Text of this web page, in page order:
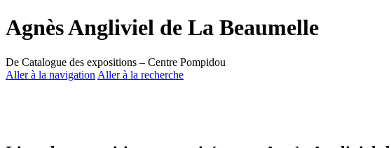
Agnès Angliviel de La Beaumelle
De Catalogue des expositions – Centre Pompidou
Aller à la navigation Aller à la recherche